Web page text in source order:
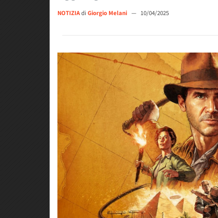
NOTIZIAdi Giorgio Melani — 10/04/2025